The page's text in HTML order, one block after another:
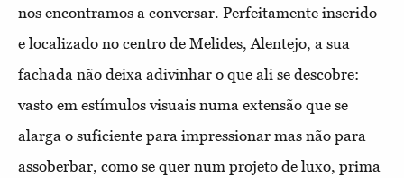
nos encontramos a conversar. Perfeitamente inserido
e localizado no centro de Melides, Alentejo, a sua
fachada não deixa adivinhar o que ali se descobre:
vasto em estímulos visuais numa extensão que se
alarga o suficiente para impressionar mas não para
assoberbar, como se quer num projeto de luxo, prima